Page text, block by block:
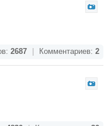
2687 Комментариев: 2